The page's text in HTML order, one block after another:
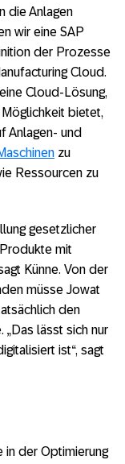
die Anlagen
wir eine SAP
der Prozesse
Cloud.
Cloud-Lösung,
bietet,
Anlagen- und
zu
Ressourcen zu
gesetzlicher
mit
Künne. Von der
müsse Jowat
den
lässt sich nur
ist“, sagt
in der Optimierung